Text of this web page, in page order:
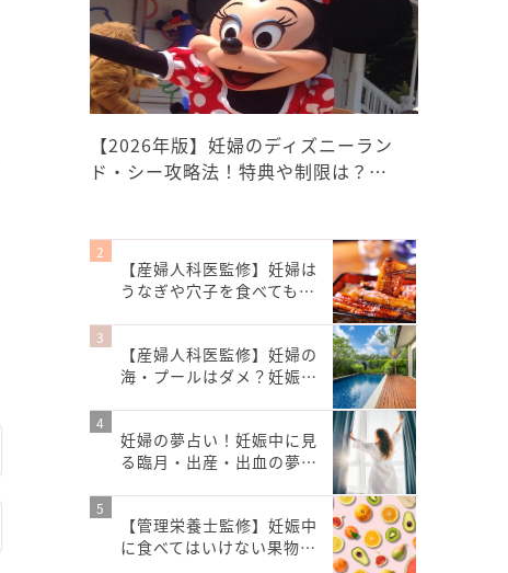
【2026年版】妊婦のディズニーラン
ド・シー攻略法！特典や制限は？…
【産婦人科医監修】妊婦は
うなぎや穴子を食べても…
【産婦人科医監修】妊婦の
海・プールはダメ？妊娠…
妊婦の夢占い！妊娠中に見
る臨月・出産・出血の夢…
【管理栄養士監修】妊娠中
に食べてはいけない果物…